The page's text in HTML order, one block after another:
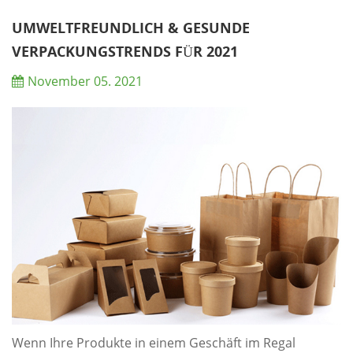
angeht. Währenddessen nutzen Unternehmen der
„Linear Economy“ die natürlichen Ressourcen und
UMWELTFREUNDLICH & GESUNDE
VERPACKUNGSTRENDS FÜR 2021
November 05. 2021
Wenn Ihre Produkte in einem Geschäft im Regal